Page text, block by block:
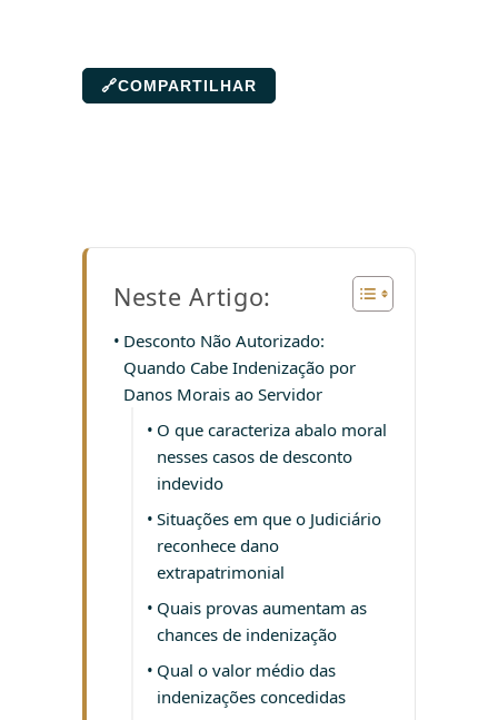
🔗COMPARTILHAR
Neste Artigo:
Desconto Não Autorizado:
Quando Cabe Indenização por
Danos Morais ao Servidor
O que caracteriza abalo moral
nesses casos de desconto
indevido
Situações em que o Judiciário
reconhece dano
extrapatrimonial
Quais provas aumentam as
chances de indenização
Qual o valor médio das
indenizações concedidas